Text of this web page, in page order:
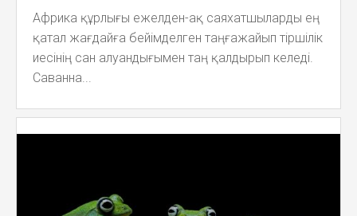
Африка құрлығы ежелден-ақ саяхатшыларды ең
қатал жағдайға бейімделген таңғажайып тіршілік
иесінің сан алуандығымен таң қалдырып келеді.
Саванна...